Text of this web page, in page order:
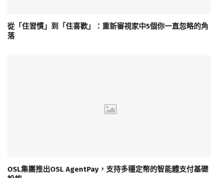
從「住習慣」到「住喜歡」：重新審視家中5個你一直忽略的角
落
OSL集團推出OSL AgentPay，支持多穩定幣的智能體支付基礎